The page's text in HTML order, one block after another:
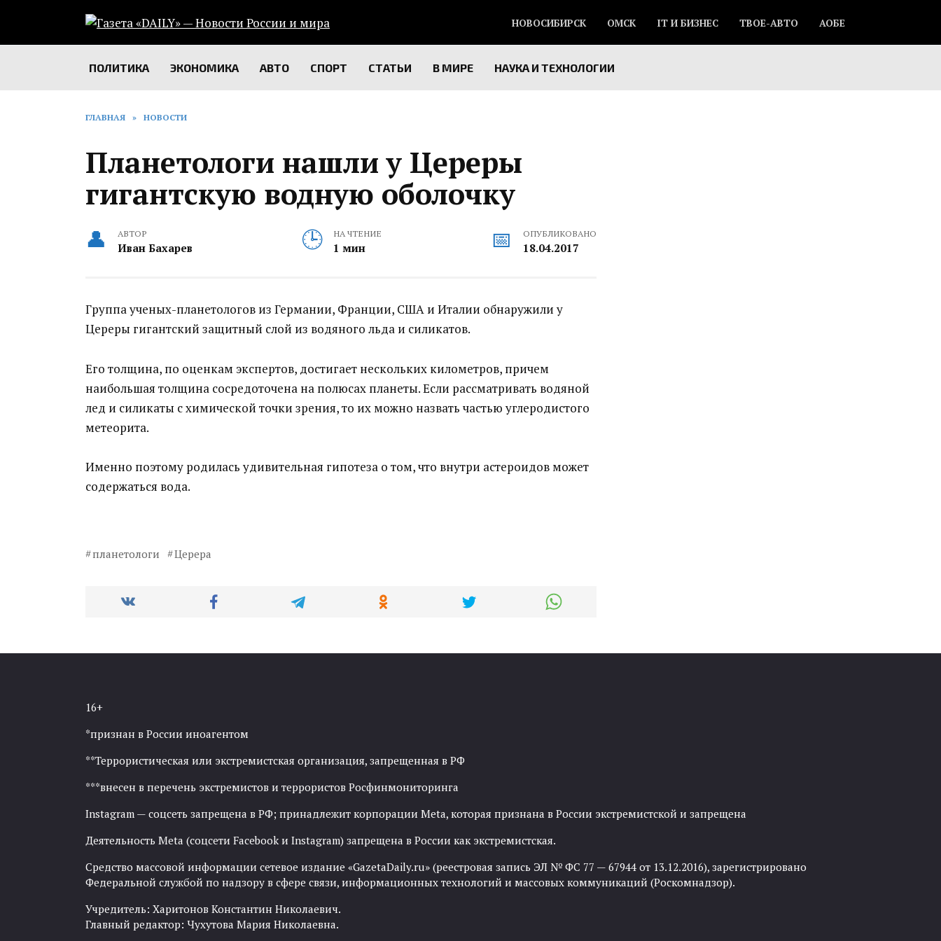
содержанию
НОВОСИБИРСК ОМСК IT И БИЗНЕС ТВОЕ-АВТО АОБЕ
ПОЛИТИКА ЭКОНОМИКА АВТО СПОРТ СТАТЬИ В МИРЕ НАУКА И ТЕХНОЛОГИИ
ГЛАВНАЯ » НОВОСТИ
Планетологи нашли у Цереры
гигантскую водную оболочку
АВТОР
Иван Бахарев
НА ЧТЕНИЕ
1 мин
ОПУБЛИКОВАНО
18.04.2017
Группа ученых-планетологов из Германии, Франции, США и Италии обнаружили у
Цереры гигантский защитный слой из водяного льда и силикатов.
Его толщина, по оценкам экспертов, достигает нескольких километров, причем
наибольшая толщина сосредоточена на полюсах планеты. Если рассматривать водяной
лед и силикаты с химической точки зрения, то их можно назвать частью углеродистого
метеорита.
Именно поэтому родилась удивительная гипотеза о том, что внутри астероидов может
содержаться вода.
планетологи Церера
16+
*признан в России иноагентом
**Террористическая или экстремистская организация, запрещенная в РФ
***внесен в перечень экстремистов и террористов Росфинмониторинга
Instagram — соцсеть запрещена в РФ; принадлежит корпорации Meta, которая признана в России экстремистской и запрещена
Деятельность Meta (соцсети Facebook и Instagram) запрещена в России как экстремистская.
Средство массовой информации сетевое издание «GazetaDaily.ru» (реестровая запись ЭЛ № ФС 77 — 67944 от 13.12.2016), зарегистрировано
Федеральной службой по надзору в сфере связи, информационных технологий и массовых коммуникаций (Роскомнадзор).
Учредитель: Харитонов Константин Николаевич.
Главный редактор: Чухутова Мария Николаевна.